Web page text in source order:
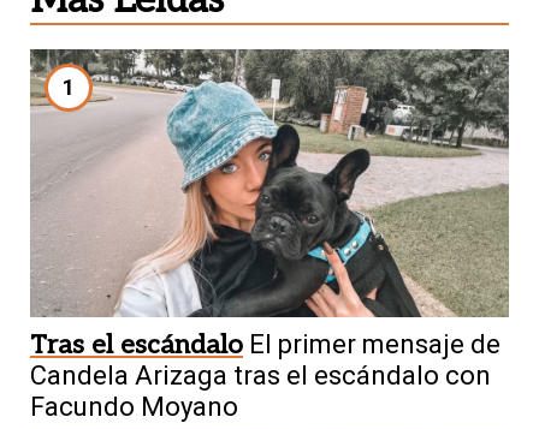
1
Tras el escándalo El primer mensaje de
Candela Arizaga tras el escándalo con
Facundo Moyano